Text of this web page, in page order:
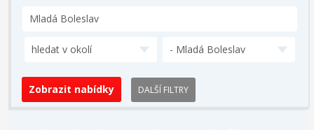
hledat v okolí - Mladá Boleslav
DALŠÍ FILTRY